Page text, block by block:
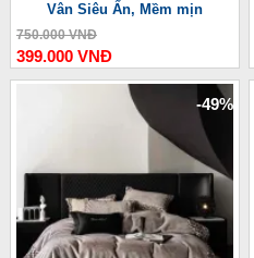
Vân Siêu Ấn, Mềm mịn
750.000 VNĐ
399.000 VNĐ
-49%